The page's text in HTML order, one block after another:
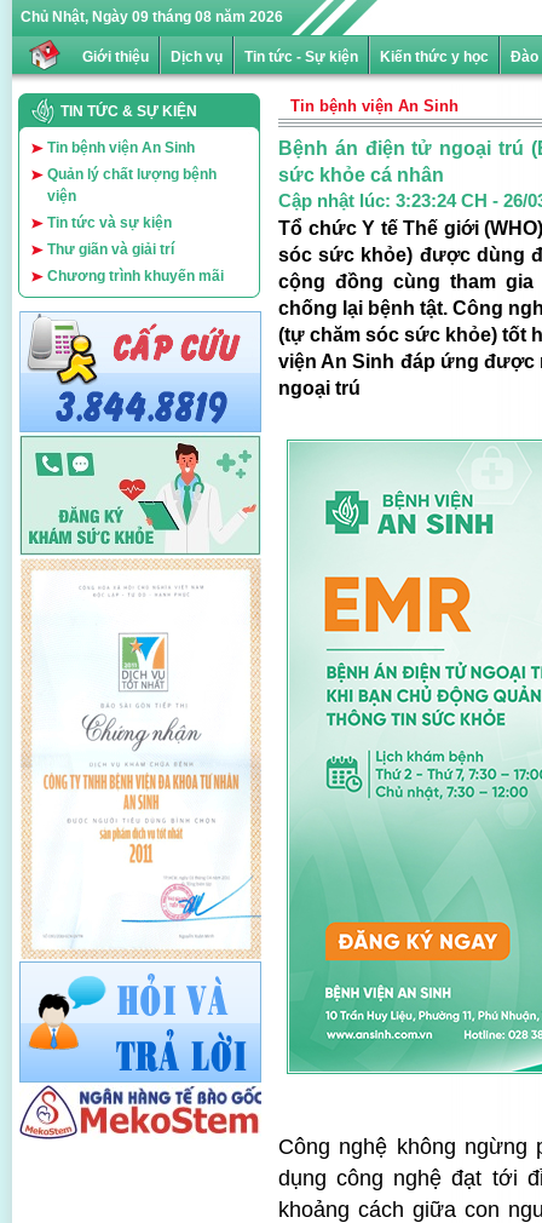
Chủ Nhật, Ngày 09 tháng 08 năm 2026
Giới thiệu Dịch vụ Tin tức - Sự kiện Kiến thức y học Đào
TIN TỨC & SỰ KIỆN
Tin bệnh viện An Sinh
Quản lý chất lượng bệnh
viện
Tin tức và sự kiện
Thư giãn và giải trí
Chương trình khuyến mãi
Tin bệnh viện An Sinh
Bệnh án điện tử ngoại trú
sức khỏe cá nhân
Cập nhật lúc: 3:23:24 CH - 26/
Tổ chức Y tế Thế giới
sóc sức khỏe) được dùng
cộng đồng cùng tham
chống lại bệnh tật. Công
(tự chăm sóc sức khỏe) tốt
viện An Sinh đáp ứng được
ngoại trú
Công nghệ không
dụng công nghệ đạt tới
khoảng cách giữa con